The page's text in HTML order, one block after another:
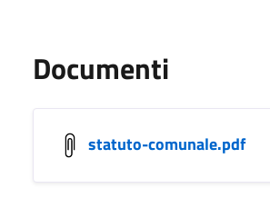
Documenti
statuto-comunale.pdf